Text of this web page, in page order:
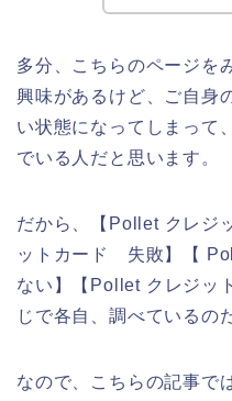
多分、こちらのページを
興味があるけど、ご自身
い状態になってしまって
でいる人だと思います。
だから、【Pollet クレジ
ットカード 失敗】【
ない】【Pollet クレジ
じで各自、調べているの
なので、こちらの記事で